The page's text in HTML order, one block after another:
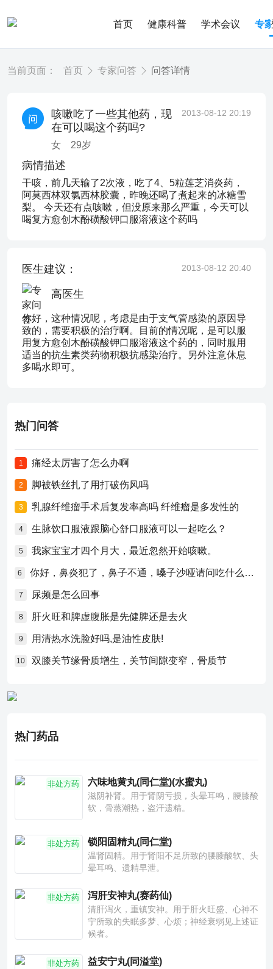
首页 健康科普 学术会议 专
当前页面： 首页 专家问答 问答详情
咳嗽吃了一些其他药，现
在可以喝这个药吗?
女 29岁
2013-08-12 20:19
病情描述
干咳，前几天输了2次液，吃了4、5粒莲芝消炎药，
阿莫西林双氯西林胶囊，昨晚还喝了煮起来的冰糖雪
梨。 今天还有点咳嗽，但没原来那么严重，今天可以
喝复方愈创木酚磺酸钾口服溶液这个药吗
医生建议： 2013-08-12 20:40
高医生
你好，这种情况呢，考虑是由于支气管感染的原因导
致的，需要积极的治疗啊。目前的情况呢，是可以服
用复方愈创木酚磺酸钾口服溶液这个药的，同时服用
适当的抗生素类药物积极抗感染治疗。另外注意休息
多喝水即可。
热门问答
1 痛经太厉害了怎么办啊
2 脚被铁丝扎了用打破伤风吗
3 乳腺纤维瘤手术后复发率高吗 纤维瘤是多发性的
4 生脉饮口服液跟脑心舒口服液可以一起吃么？
5 我家宝宝才四个月大，最近忽然开始咳嗽。
6 你好，鼻炎犯了，鼻子不通，嗓子沙哑请问吃什么药比较好？
7 尿频是怎么回事
8 肝火旺和脾虚腹胀是先健脾还是去火
9 用清热水洗脸好吗,是油性皮肤!
10 双膝关节缘骨质增生，关节间隙变窄，骨质节
热门药品
非处方药 六味地黄丸(同仁堂)(水蜜丸)
滋阴补肾。用于肾阴亏损，头晕耳鸣，腰膝酸
软，骨蒸潮热，盗汗遗精。
非处方药 锁阳固精丸(同仁堂)
温肾固精。用于肾阳不足所致的腰膝酸软、头
晕耳鸣、遗精早泄。
非处方药 泻肝安神丸(赛药仙)
清肝泻火，重镇安神。用于肝火旺盛、心神不
宁所致的失眠多梦、心烦；神经衰弱见上述证
候者。
非处方药 益安宁丸(同溢堂)